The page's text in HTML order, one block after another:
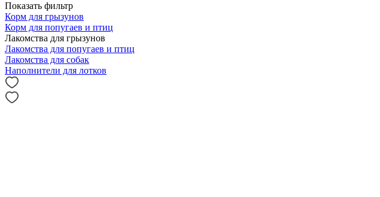
Показать фильтр
Корм для грызунов
Корм для попугаев и птиц
Лакомства для грызунов
Лакомства для попугаев и птиц
Лакомства для собак
Наполнители для лотков